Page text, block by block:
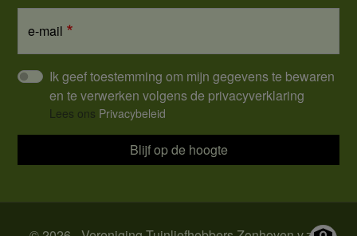
e-mail
Ik geef toestemming om mijn gegevens te bewaren
en te verwerken volgens de privacyverklaring
Lees ons Privacybeleid
Blijf op de hoogte